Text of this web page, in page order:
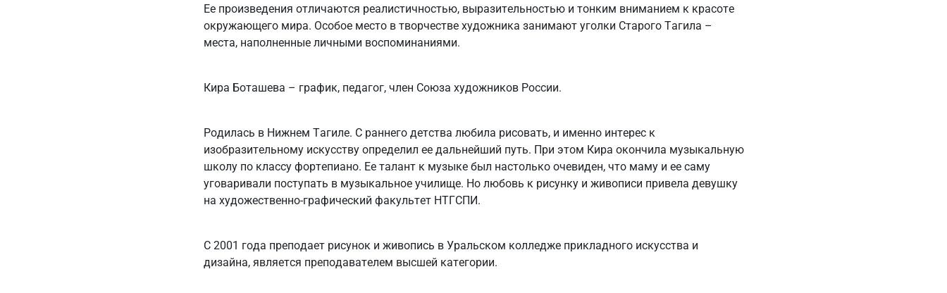
Ее произведения отличаются реалистичностью, выразительностью и тонким вниманием к красоте
окружающего мира. Особое место в творчестве художника занимают уголки Старого Тагила –
места, наполненные личными воспоминаниями.
Кира Боташева – график, педагог, член Союза художников России.
Родилась в Нижнем Тагиле. С раннего детства любила рисовать, и именно интерес к
изобразительному искусству определил ее дальнейший путь. При этом Кира окончила музыкальную
школу по классу фортепиано. Ее талант к музыке был настолько очевиден, что маму и ее саму
уговаривали поступать в музыкальное училище. Но любовь к рисунку и живописи привела девушку
на художественно-графический факультет НТГСПИ.
С 2001 года преподает рисунок и живопись в Уральском колледже прикладного искусства и
дизайна, является преподавателем высшей категории.